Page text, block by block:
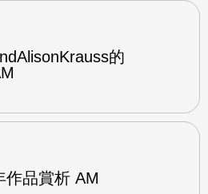
的
作品賞析 AM